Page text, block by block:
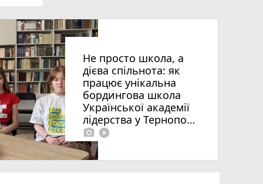
Не просто школа, а
дієва спільнота: як
працює унікальна
бордингова школа
Української академії
лідерства у Тернополі
photo_camera play_circle_filled